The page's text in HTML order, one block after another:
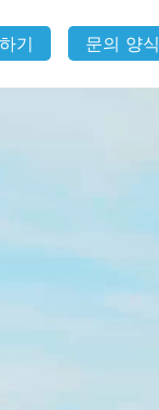
기 문의 양식